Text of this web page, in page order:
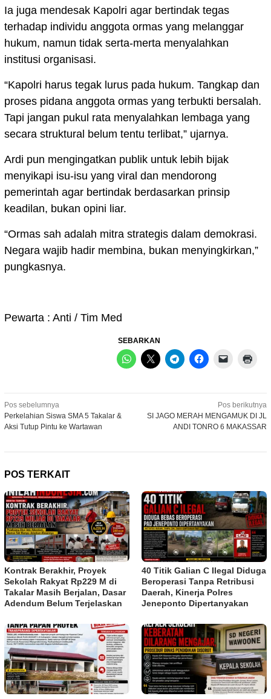
Ia juga mendesak Kapolri agar bertindak tegas
terhadap individu anggota ormas yang melanggar
hukum, namun tidak serta-merta menyalahkan
institusi organisasi.
“Kapolri harus tegak lurus pada hukum. Tangkap dan
proses pidana anggota ormas yang terbukti bersalah.
Tapi jangan pukul rata menyalahkan lembaga yang
secara struktural belum tentu terlibat,” ujarnya.
Ardi pun mengingatkan publik untuk lebih bijak
menyikapi isu-isu yang viral dan mendorong
pemerintah agar bertindak berdasarkan prinsip
keadilan, bukan opini liar.
“Ormas sah adalah mitra strategis dalam demokrasi.
Negara wajib hadir membina, bukan menyingkirkan,”
pungkasnya.
Pewarta : Anti / Tim Med
SEBARKAN
Navigasi
pos
Pos sebelumnya
Perkelahian Siswa SMA 5 Takalar &
Aksi Tutup Pintu ke Wartawan
Pos berikutnya
SI JAGO MERAH MENGAMUK DI JL
ANDI TONRO 6 MAKASSAR
POS TERKAIT
Kontrak Berakhir, Proyek
Sekolah Rakyat Rp229 M di
Takalar Masih Berjalan, Dasar
Adendum Belum Terjelaskan
40 Titik Galian C Ilegal Diduga
Beroperasi Tanpa Retribusi
Daerah, Kinerja Polres
Jeneponto Dipertanyakan